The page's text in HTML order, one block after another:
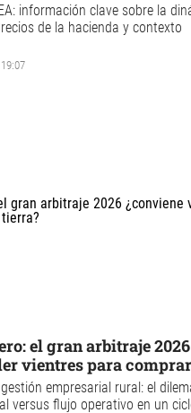
información clave sobre la
de la hacienda y contexto
19:07
el gran arbitraje 2026
vientres para
gestión empresarial rural : el
versus flujo operativo en un